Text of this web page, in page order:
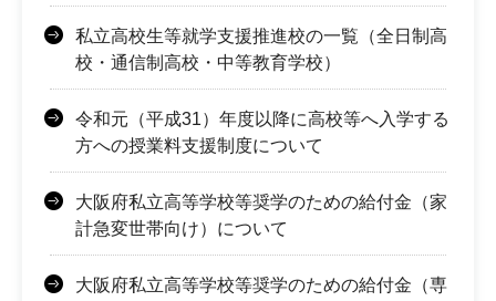
私立高校生等就学支援推進校の一覧（全日制高
校・通信制高校・中等教育学校）
令和元（平成31）年度以降に高校等へ入学する
方への授業料支援制度について
大阪府私立高等学校等奨学のための給付金（家
計急変世帯向け）について
大阪府私立高等学校等奨学のための給付金（専